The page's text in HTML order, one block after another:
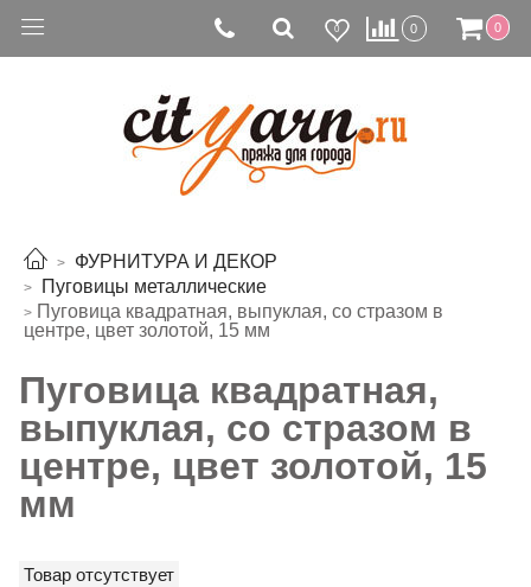
0 0 0
ФУРНИТУРА И ДЕКОР
Пуговицы металлические
Пуговица квадратная, выпуклая, со стразом в
центре, цвет золотой, 15 мм
Пуговица квадратная,
выпуклая, со стразом в
центре, цвет золотой, 15
мм
Товар отсутствует